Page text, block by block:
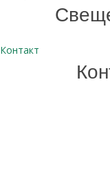
Контакт